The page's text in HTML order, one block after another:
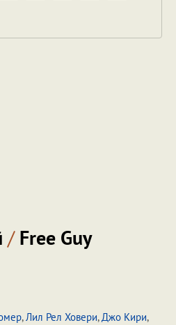
/Free Guy
,Лил Рел Ховери,Джо Кири,